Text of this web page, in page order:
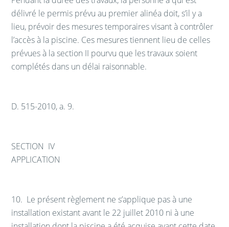
délivré le permis prévu au premier alinéa doit, s’il y a
lieu, prévoir des mesures temporaires visant à contrôler
l’accès à la piscine. Ces mesures tiennent lieu de celles
prévues à la section II pourvu que les travaux soient
complétés dans un délai raisonnable.
D. 515-2010, a. 9.
SECTION IV
APPLICATION
10. Le présent règlement ne s’applique pas à une
installation existant avant le 22 juillet 2010 ni à une